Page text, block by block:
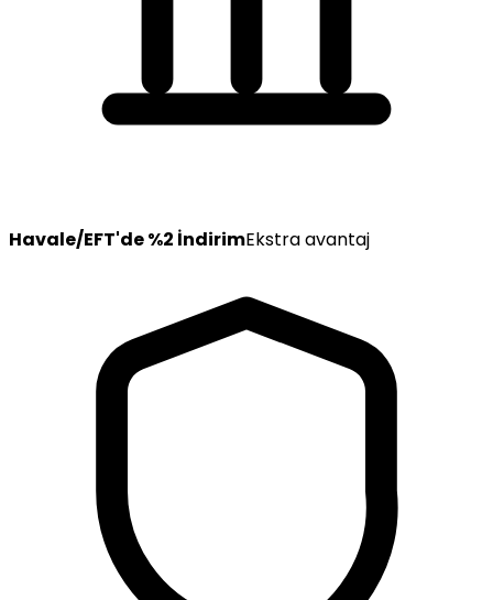
Havale/EFT'de %2 İndirimEkstra avantaj